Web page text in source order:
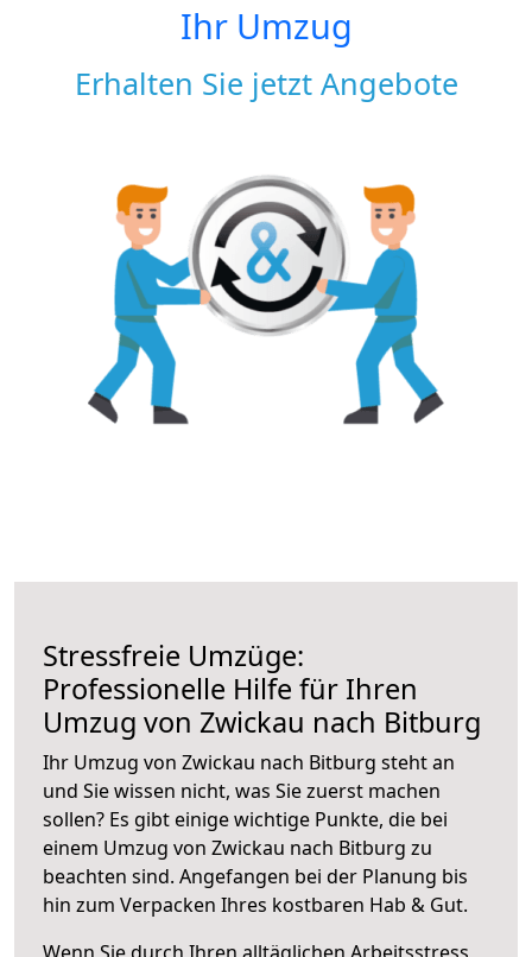
Ihr Umzug
Erhalten Sie jetzt Angebote
Stressfreie Umzüge:
Professionelle Hilfe für Ihren
Umzug von Zwickau nach Bitburg
Ihr Umzug von Zwickau nach Bitburg steht an
und Sie wissen nicht, was Sie zuerst machen
sollen? Es gibt einige wichtige Punkte, die bei
einem Umzug von Zwickau nach Bitburg zu
beachten sind. Angefangen bei der Planung bis
hin zum Verpacken Ihres kostbaren Hab & Gut.